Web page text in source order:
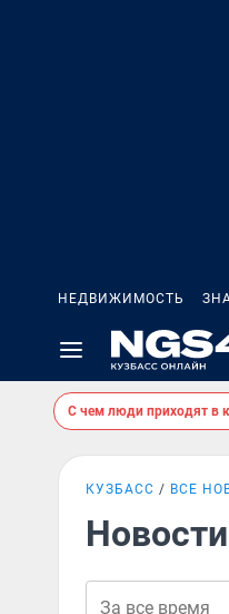
НЕДВИЖИМОСТЬ
С чем люди приходят в
КУЗБАСС ВСЕ